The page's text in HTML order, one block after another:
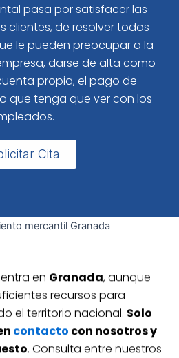
pasa por satisfacer las
clientes, de resolver todos
le pueden preocupar a la
darse de alta como
propia, el pago de
que tenga que ver con los
Cita
en Granada, aunque
recursos para
el territorio nacional. Solo
contacto con nosotros y
. Consulta entre nuestros